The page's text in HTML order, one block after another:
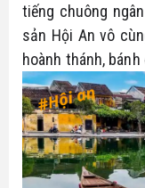
tiếng chuông
sản Hội An vô
hoành thánh,